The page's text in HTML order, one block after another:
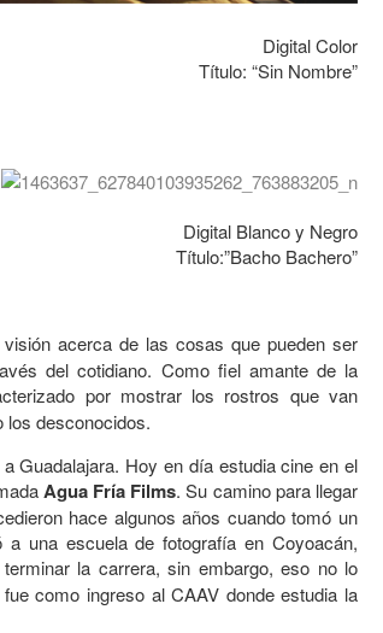
Digital Color
Título: “Sin Nombre”
Digital Blanco y Negro
Título:”Bacho Bachero”
acerca de las cosas que pueden ser
del cotidiano. Como fiel amante de la
por mostrar los rostros que van
los desconocidos.
Guadalajara. Hoy en día estudia cine en el
Agua Fría Films. Su camino para llegar
hace algunos años cuando tomó un
una escuela de fotografía en Coyoacán,
la carrera, sin embargo, eso no lo
como ingreso al CAAV donde estudia la